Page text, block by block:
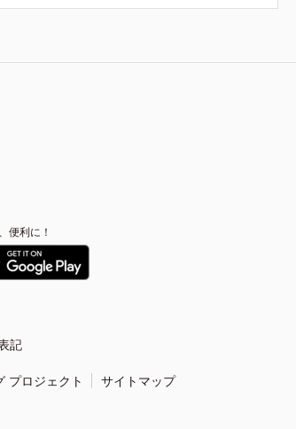
便利に！
記
プロジェクト サイトマップ